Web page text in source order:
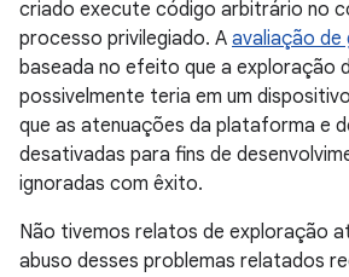
criado execute código arbitrário no
processo privilegiado. A avaliação de
baseada no efeito que a exploração
possivelmente teria em um
que as atenuações da plataforma e
desativadas para fins de
ignoradas com êxito.
Não tivemos relatos de exploração
abuso desses problemas relatados